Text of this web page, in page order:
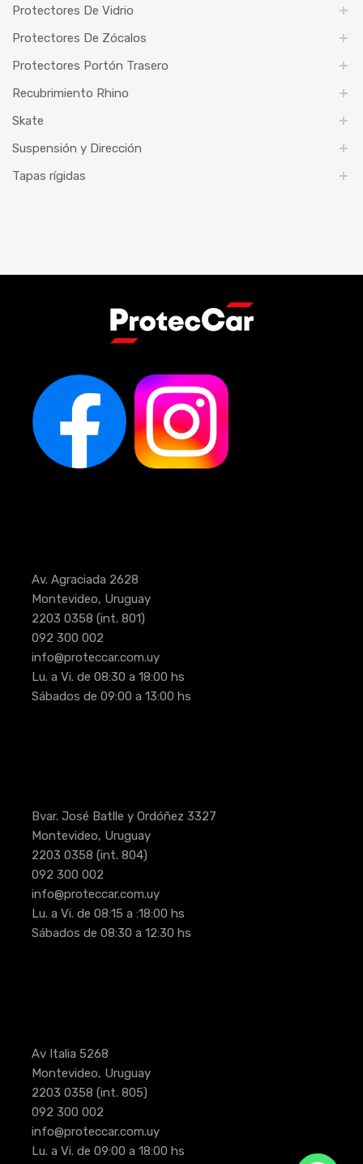
Protectores De Vidrio
Protectores De Zócalos
Protectores Portón Trasero
Recubrimiento Rhino
Skate
Suspensión y Dirección
Tapas rígidas
Av. Agraciada 2628
Montevideo, Uruguay
2203 0358 (int. 801)
092 300 002
info@proteccar.com.uy
Lu. a Vi. de 08:30 a 18:00 hs
Sábados de 09:00 a 13:00 hs
Bvar. José Batlle y Ordóñez 3327
Montevideo, Uruguay
2203 0358 (int. 804)
092 300 002
info@proteccar.com.uy
Lu. a Vi. de 08:15 a :18:00 hs
Sábados de 08:30 a 12:30 hs
Av Italia 5268
Montevideo, Uruguay
2203 0358 (int. 805)
092 300 002
info@proteccar.com.uy
Lu. a Vi. de 09:00 a 18:00 hs